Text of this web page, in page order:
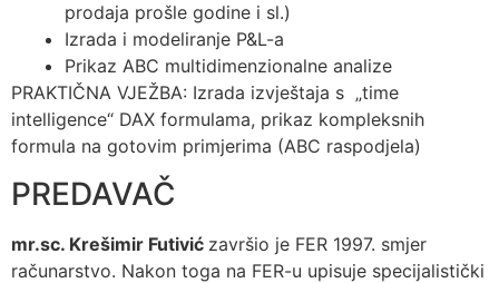
prodaja prošle godine i sl.)
Izrada i modeliranje P&L-a
Prikaz ABC multidimenzionalne analize
PRAKTIČNA VJEŽBA: Izrada izvještaja s „time
intelligence“ DAX formulama, prikaz kompleksnih
formula na gotovim primjerima (ABC raspodjela)
PREDAVAČ
mr.sc. Krešimir Futivić završio je FER 1997. smjer
računarstvo. Nakon toga na FER-u upisuje specijalistički